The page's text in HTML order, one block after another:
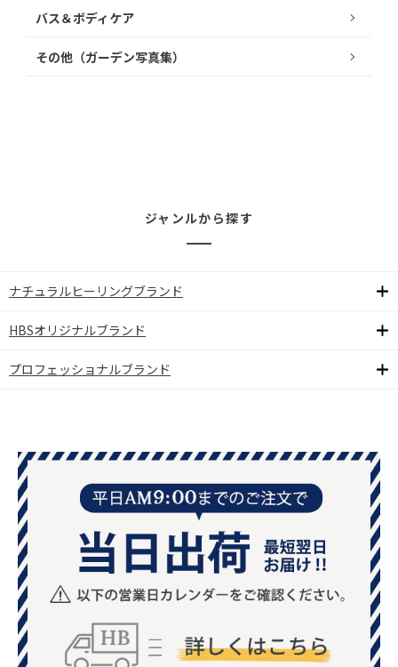
バス＆ボディケア
その他（ガーデン写真集）
ジャンルから探す
ナチュラルヒーリングブランド
HBSオリジナルブランド
プロフェッショナルブランド